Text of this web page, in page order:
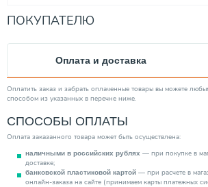
ПОКУПАТЕЛЮ
Оплата и доставка
Оплатить заказ и забрать оплаченные товары вы можете
способом из указанных в перечне ниже.
СПОСОБЫ ОПЛАТЫ
Оплата заказанного товара может быть осуществлена:
наличными в российских рублях — при покупке в
доставке;
банковской пластиковой картой — при расчете в
онлайн-заказа на сайте (принимаем карты платежных